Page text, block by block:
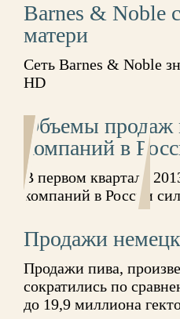
Barnes & Noble
матери
Сеть Barnes & Noble
HD
Объемы
компаний в
В первом квартале
компаний в России
Продажи
Продажи пива,
сократились по
до 19,9 миллиона